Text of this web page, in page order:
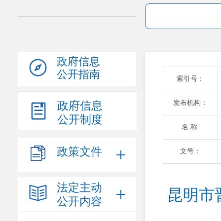
政府信息
公开指南
政府信息
公开制度
政策文件
法定主动
公开内容
索引号：
发布机构：
名 称:
文号：
昆明市